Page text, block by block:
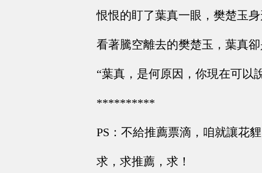
恨恨的盯了葉真一眼，樊楚玉
看著騰空離去的樊楚玉，葉真
“葉真，是何原因，你現在可以
**********
PS：不給推薦票滴，咱就讓花
求，求推薦，求！